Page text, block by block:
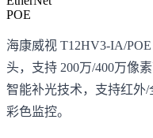
POE
海康威视 T12HV3-IA/
头，支持 200万/400万像
智能补光技术，支持红外
彩色监控。